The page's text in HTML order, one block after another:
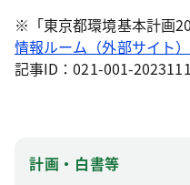
※「東京都環境基本計画
情報ルーム（外部サイト）
記事ID：021-001-
計画・白書等